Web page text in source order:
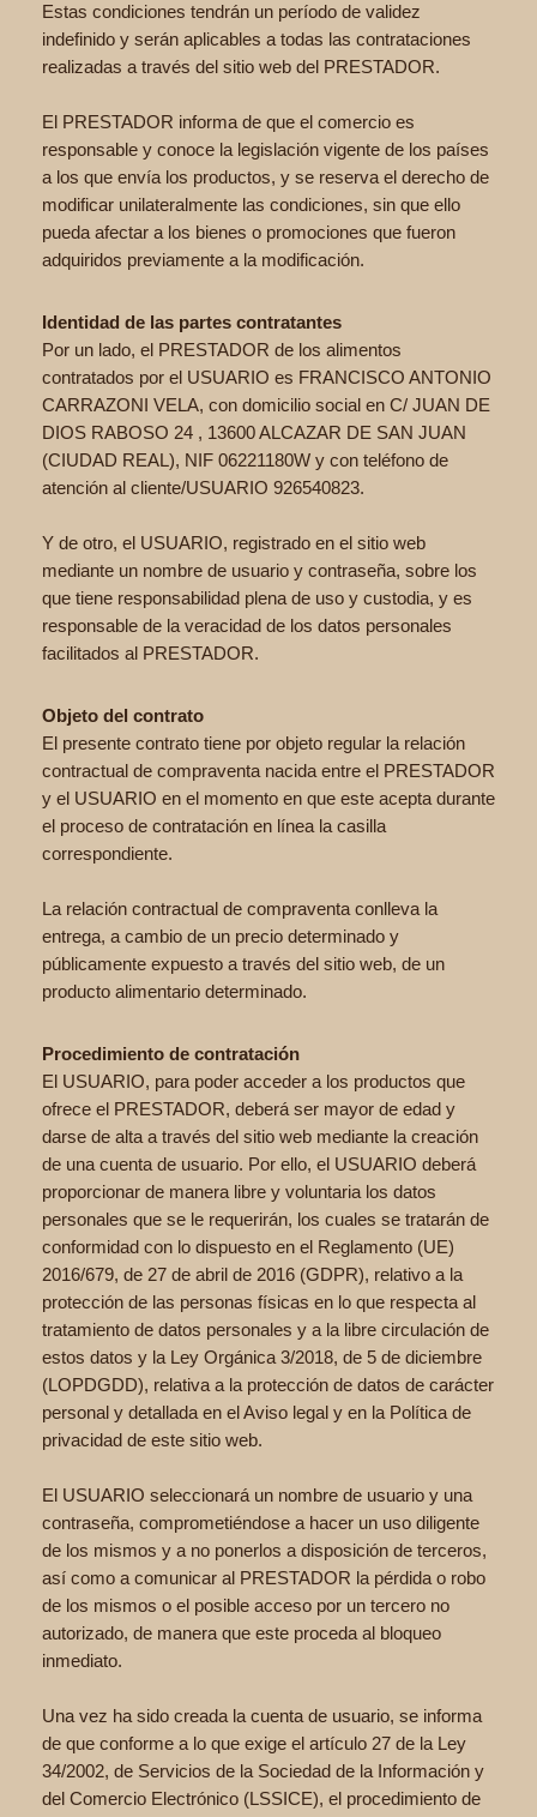
Estas condiciones tendrán un período de validez
indefinido y serán aplicables a todas las contrataciones
realizadas a través del sitio web del PRESTADOR.
El PRESTADOR informa de que el comercio es
responsable y conoce la legislación vigente de los países
a los que envía los productos, y se reserva el derecho de
modificar unilateralmente las condiciones, sin que ello
pueda afectar a los bienes o promociones que fueron
adquiridos previamente a la modificación.
Identidad de las partes contratantes
Por un lado, el PRESTADOR de los alimentos
contratados por el USUARIO es FRANCISCO ANTONIO
CARRAZONI VELA, con domicilio social en C/ JUAN DE
DIOS RABOSO 24 , 13600 ALCAZAR DE SAN JUAN
(CIUDAD REAL), NIF 06221180W y con teléfono de
atención al cliente/USUARIO 926540823.
Y de otro, el USUARIO, registrado en el sitio web
mediante un nombre de usuario y contraseña, sobre los
que tiene responsabilidad plena de uso y custodia, y es
responsable de la veracidad de los datos personales
facilitados al PRESTADOR.
Objeto del contrato
El presente contrato tiene por objeto regular la relación
contractual de compraventa nacida entre el PRESTADOR
y el USUARIO en el momento en que este acepta durante
el proceso de contratación en línea la casilla
correspondiente.
La relación contractual de compraventa conlleva la
entrega, a cambio de un precio determinado y
públicamente expuesto a través del sitio web, de un
producto alimentario determinado.
Procedimiento de contratación
El USUARIO, para poder acceder a los productos que
ofrece el PRESTADOR, deberá ser mayor de edad y
darse de alta a través del sitio web mediante la creación
de una cuenta de usuario. Por ello, el USUARIO deberá
proporcionar de manera libre y voluntaria los datos
personales que se le requerirán, los cuales se tratarán de
conformidad con lo dispuesto en el Reglamento (UE)
2016/679, de 27 de abril de 2016 (GDPR), relativo a la
protección de las personas físicas en lo que respecta al
tratamiento de datos personales y a la libre circulación de
estos datos y la Ley Orgánica 3/2018, de 5 de diciembre
(LOPDGDD), relativa a la protección de datos de carácter
personal y detallada en el Aviso legal y en la Política de
privacidad de este sitio web.
El USUARIO seleccionará un nombre de usuario y una
contraseña, comprometiéndose a hacer un uso diligente
de los mismos y a no ponerlos a disposición de terceros,
así como a comunicar al PRESTADOR la pérdida o robo
de los mismos o el posible acceso por un tercero no
autorizado, de manera que este proceda al bloqueo
inmediato.
Una vez ha sido creada la cuenta de usuario, se informa
de que conforme a lo que exige el artículo 27 de la Ley
34/2002, de Servicios de la Sociedad de la Información y
del Comercio Electrónico (LSSICE), el procedimiento de